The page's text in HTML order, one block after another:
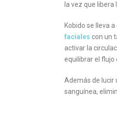
la vez que
Kobido se lleva
faciales con un
activar la
equilibrar el flujo
Además de lucir
sanguínea,